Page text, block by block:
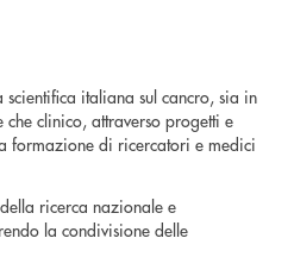
italiana sul cancro, sia in
clinico, attraverso progetti e
formazione di ricercatori e medici
ricerca nazionale e
la condivisione delle